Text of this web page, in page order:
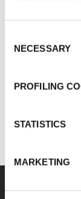
Selection
NECESSARY
PROFILING
STATISTICS
MARKETING